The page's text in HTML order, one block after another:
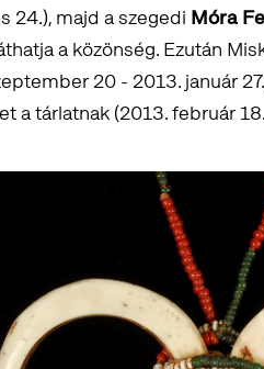
24.), majd a szegedi Móra
a közönség. Ezután
20 - 2013. január
a tárlatnak (2013. február